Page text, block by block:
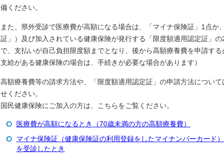
備ください。
また、県外受診で医療費が高額になる場合は、「マイナ保険証」1点か
証」）及び加入されている健康保険が発行する「限度額適用認定証」
で、支払いが自己負担限度額までとなり、後から高額療養費を申請す
支給がある健康保険の場合は、手続きが必要な場合があります）
高額療養費等の請求方法や、「限度額適用認定証」の申請方法につい
せください。
国民健康保険にご加入の方は、こちらをご覧ください。
医療費が高額になるとき（70歳未満の方の高額療養費）
マイナ保険証（健康保険証の利用登録をしたマイナンバーカード
を受診したとき